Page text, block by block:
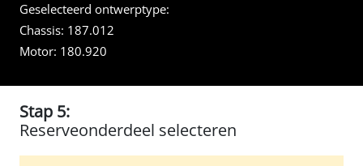
Geselecteerd ontwerptype:
Chassis: 187.012
Motor: 180.920
Stap 5:
Reserveonderdeel selecteren